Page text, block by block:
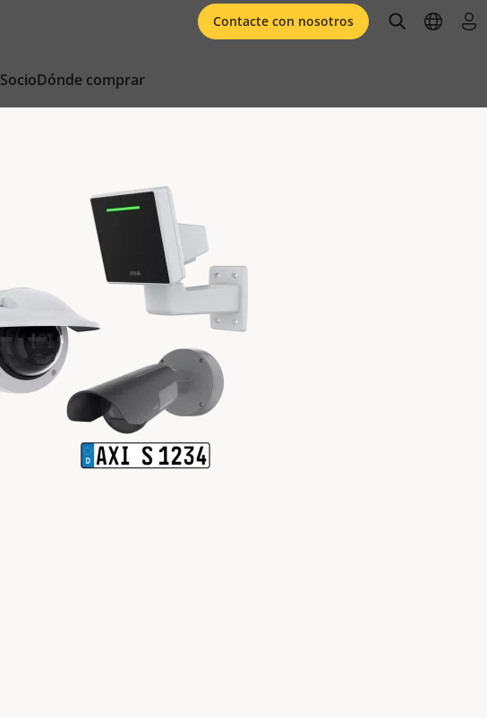
SocioDónde comprar
Contacte con nosotros openopen